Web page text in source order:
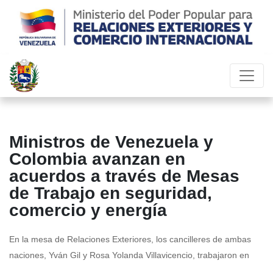
Ministros de Venezuela y
Colombia avanzan en
acuerdos a través de Mesas
de Trabajo en seguridad,
comercio y energía
En la mesa de Relaciones Exteriores, los cancilleres de ambas
naciones, Yván Gil y Rosa Yolanda Villavicencio, trabajaron en